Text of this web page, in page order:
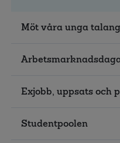
Möt våra unga
Exjobb, uppsats och
Studentpoolen